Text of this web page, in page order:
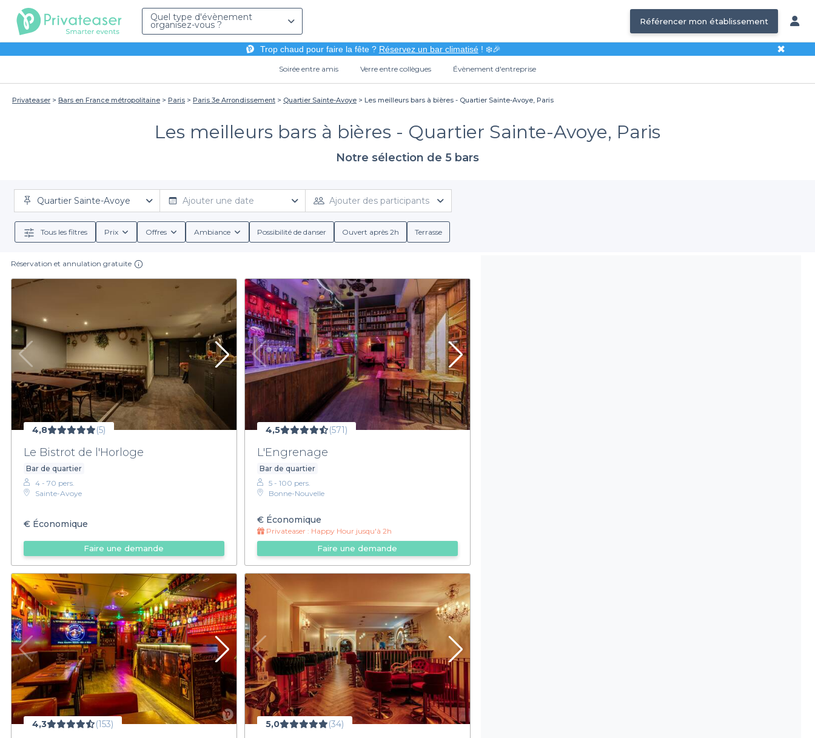
Quel type d'évènement
organisez-vous ? Référencer mon établissement
Trop chaud pour faire la fête ? Réservez un bar climatisé! ❄️🎉 ✖
Soirée entre amis Verre entre collègues Évènement d'entreprise
Privateaser Bars en France métropolitaine Paris Paris 3e Arrondissement Quartier Sainte-Avoye Les meilleurs bars à bières - Quartier Sainte-Avoye, Paris
Les meilleurs bars à bières - Quartier Sainte-Avoye, Paris
Notre sélection de 5 bars
Quartier Sainte-Avoye Ajouter une date Ajouter des participants
Tous les filtres Prix Offres Ambiance Possibilité de danser Ouvert après 2h Terrasse
Réservation et annulation gratuite
4,8 (5)
Le Bistrot de l'Horloge
Bar de quartier
4 - 70 pers.
Sainte-Avoye
€ Économique
Faire une demande
4,5 (571)
L'Engrenage
Bar de quartier
5 - 100 pers.
Bonne-Nouvelle
€Économique
Privateaser : Happy Hour jusqu'à 2h
Faire une demande
4,3 (153) 5,0 (34)